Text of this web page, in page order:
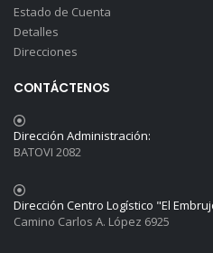
Estado de Cuenta
Detalles
Direcciones
CONTÁCTENOS
Dirección Administración:
BATOVI 2082
Dirección Centro Logístico "El
Camino Carlos A. López 6925